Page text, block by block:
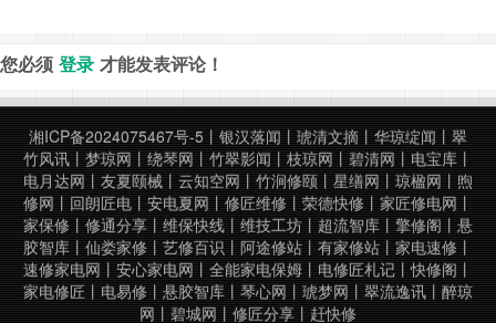
您必须 登录 才能发表评论！
湘ICP备2024075467号-5 丨 银汉落闻 丨 琥清文摘 丨 华琼绽闻 丨 翠
竹风讯 丨 梦琼网 丨 绕琴网 丨 竹翠影闻 丨 枝琼网 丨 碧清网 丨 电宝库 丨
电月达网 丨 友夏颐械 丨 云知空网 丨 竹涧修颐 丨 星缮网 丨 琼楹网 丨 煦
修网 丨 回朗匠电 丨 安电夏网 丨 修匠维修 丨 荣德快修 丨 家匠修电网 丨
家保修 丨 修通分享 丨 维保快线 丨 维技工坊 丨 超流智库 丨 擎修阁 丨 悬
胶智库 丨 仙娄家修 丨 艺修百识 丨 阿途修站 丨 有家修站 丨 家电速修 丨
速修家电网 丨 安心家电网 丨 全能家电保姆 丨 电修匠札记 丨快修阁 丨
家电修匠 丨 电易修 丨 悬胶智库 丨 琴心网 丨 琥梦网 丨 翠流逸讯 丨 醉琼
网 丨 碧城网 丨 修匠分享 丨 赶快修